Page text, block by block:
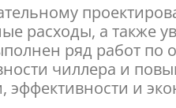
расходы, а также
ряд работ по
чиллера и
эффективности и